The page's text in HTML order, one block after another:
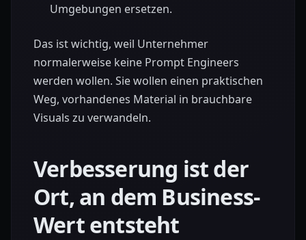
Umgebungen ersetzen.
Das ist wichtig, weil Unternehmer
normalerweise keine Prompt Engineers
werden wollen. Sie wollen einen praktischen
Weg, vorhandenes Material in brauchbare
Visuals zu verwandeln.
Verbesserung ist der
Ort, an dem Business-
Wert entsteht